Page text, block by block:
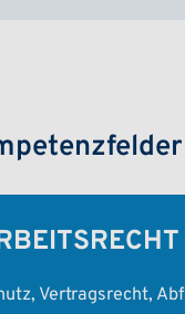
Vertragsrecht,